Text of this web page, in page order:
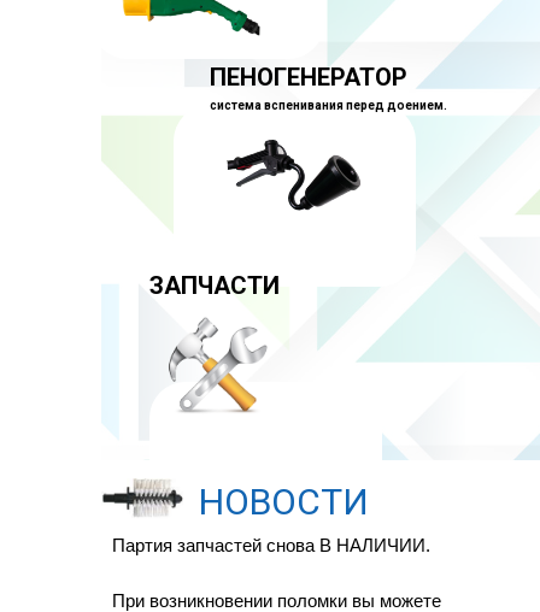
ПЕНОГЕНЕРАТОР
система вспенивания перед доением.
ЗАПЧАСТИ
Партия запчастей снова В НАЛИЧИИ.
При возникновении поломки вы можете
НОВОСТИ